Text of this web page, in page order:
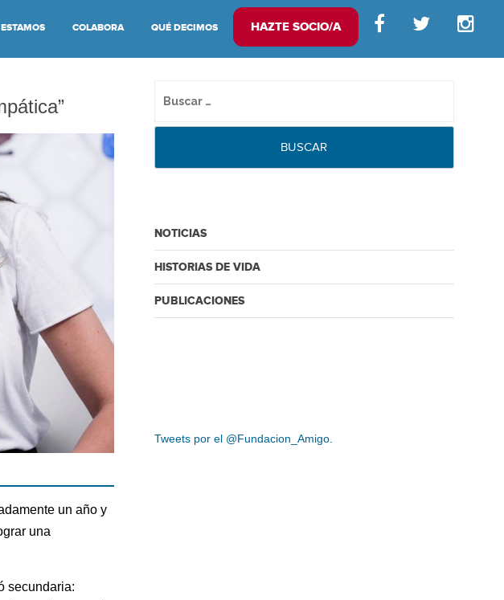
COLABORA QUÉ DECIMOS HAZTE SOCIO/A
un año y
una
secundaria:
NOTICIAS
HISTORIAS DE VIDA
PUBLICACIONES
Tweets por el @Fundacion_Amigo.